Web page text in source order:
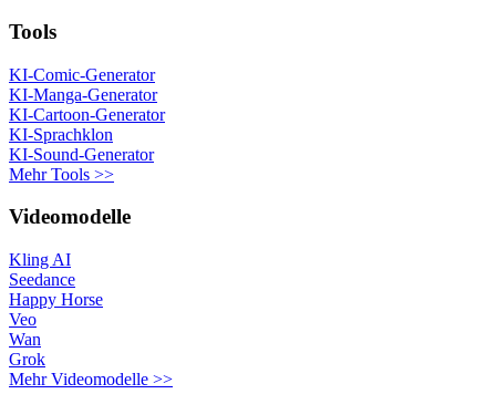
Tools
KI-Comic-Generator
KI-Manga-Generator
KI-Cartoon-Generator
KI-Sprachklon
KI-Sound-Generator
Mehr Tools >>
Videomodelle
Kling AI
Seedance
Happy Horse
Veo
Wan
Grok
Mehr Videomodelle >>